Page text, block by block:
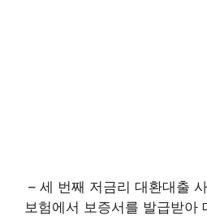
– 세 번째 저금리 대환대출
보험에서 보증서를 발급받아